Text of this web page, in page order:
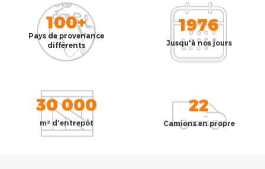
100+
Pays de provenance
différents
1976
Jusqu'à nos jours
30 000
m² d'entrepôt
22
Camions en propre